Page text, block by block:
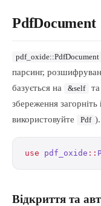
PdfDocument
pdf_oxide::PdfDocument
парсинг,
базується на
&self
збереження загорніть
використовуйте
Pdf ).
use pdf_oxide ::
Відкриття та